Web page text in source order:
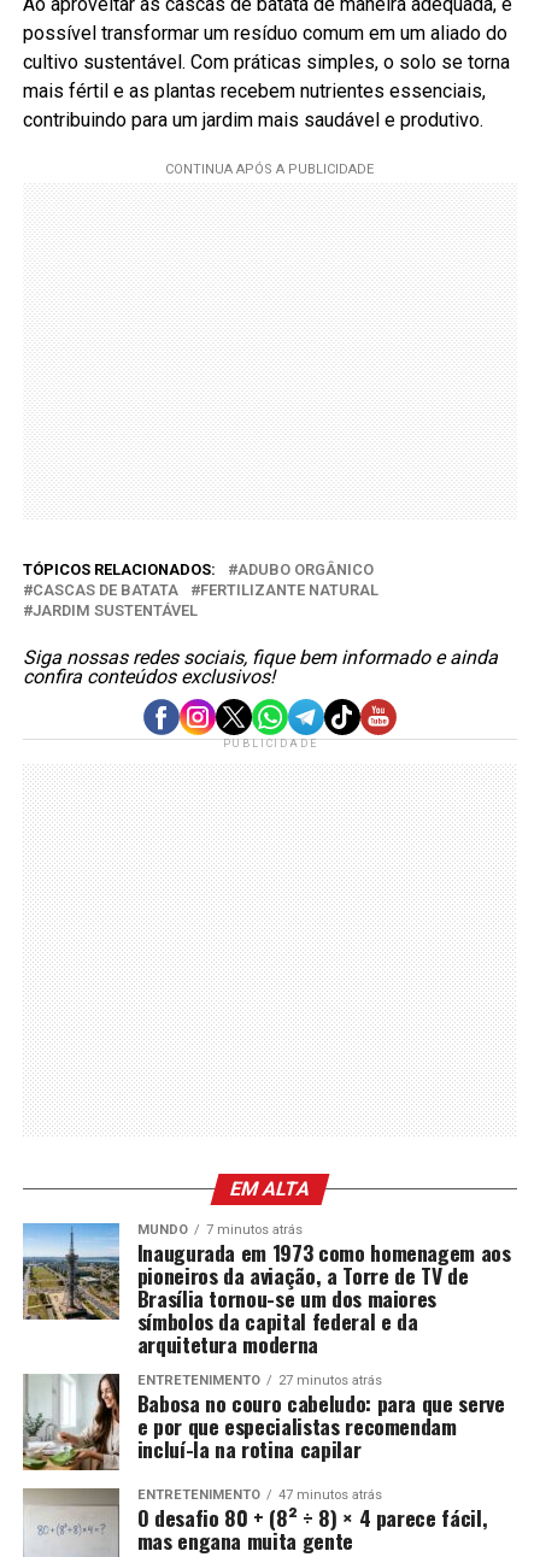
possível transformar um resíduo comum em um aliado do
cultivo sustentável. Com práticas simples, o solo se torna
mais fértil e as plantas recebem nutrientes essenciais,
contribuindo para um jardim mais saudável e produtivo.
TÓPICOS RELACIONADOS:
ADUBO ORGÂNICO
CASCAS DE BATATA
FERTILIZANTE NATURAL
JARDIM SUSTENTÁVEL
Siga nossas redes sociais, fique bem informado e ainda
confira conteúdos exclusivos!
PUBLICIDADE
EM ALTA
MUNDO 7 minutos atrás
Inaugurada em 1973 como homenagem aos
pioneiros da aviação, a Torre de TV de
Brasília tornou-se um dos maiores
símbolos da capital federal e da
arquitetura moderna
ENTRETENIMENTO 27 minutos atrás
Babosa no couro cabeludo: para que serve
e por que especialistas recomendam
incluí-la na rotina capilar
ENTRETENIMENTO 47 minutos atrás
O desafio 80 + (8² ÷ 8) × 4 parece fácil,
mas engana muita gente